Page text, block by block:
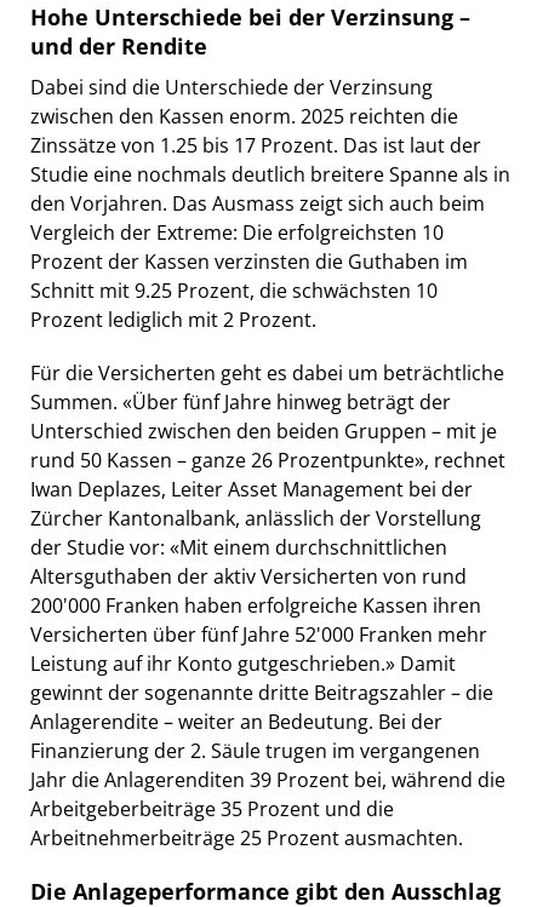
Hohe Unterschiede bei der Verzinsung –
und der Rendite
Dabei sind die Unterschiede der Verzinsung
zwischen den Kassen enorm. 2025 reichten die
Zinssätze von 1.25 bis 17 Prozent. Das ist laut der
Studie eine nochmals deutlich breitere Spanne als in
den Vorjahren. Das Ausmass zeigt sich auch beim
Vergleich der Extreme: Die erfolgreichsten 10
Prozent der Kassen verzinsten die Guthaben im
Schnitt mit 9.25 Prozent, die schwächsten 10
Prozent lediglich mit 2 Prozent.
Für die Versicherten geht es dabei um beträchtliche
Summen. «Über fünf Jahre hinweg beträgt der
Unterschied zwischen den beiden Gruppen – mit je
rund 50 Kassen – ganze 26 Prozentpunkte», rechnet
Iwan Deplazes, Leiter Asset Management bei der
Zürcher Kantonalbank, anlässlich der Vorstellung
der Studie vor: «Mit einem durchschnittlichen
Altersguthaben der aktiv Versicherten von rund
200'000 Franken haben erfolgreiche Kassen ihren
Versicherten über fünf Jahre 52'000 Franken mehr
Leistung auf ihr Konto gutgeschrieben.» Damit
gewinnt der sogenannte dritte Beitragszahler – die
Anlagerendite – weiter an Bedeutung. Bei der
Finanzierung der 2. Säule trugen im vergangenen
Jahr die Anlagerenditen 39 Prozent bei, während die
Arbeitgeberbeiträge 35 Prozent und die
Arbeitnehmerbeiträge 25 Prozent ausmachten.
Die Anlageperformance gibt den Ausschlag